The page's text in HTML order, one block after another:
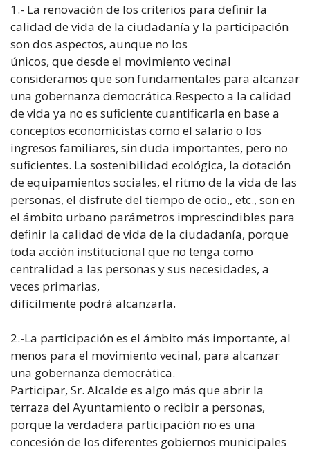
1.- La renovación de los criterios para definir la
calidad de vida de la ciudadanía y la participación
son dos aspectos, aunque no los
únicos, que desde el movimiento vecinal
consideramos que son fundamentales para alcanzar
una gobernanza democrática.Respecto a la calidad
de vida ya no es suficiente cuantificarla en base a
conceptos economicistas como el salario o los
ingresos familiares, sin duda importantes, pero no
suficientes. La sostenibilidad ecológica, la dotación
de equipamientos sociales, el ritmo de la vida de las
personas, el disfrute del tiempo de ocio,, etc., son en
el ámbito urbano parámetros imprescindibles para
definir la calidad de vida de la ciudadanía, porque
toda acción institucional que no tenga como
centralidad a las personas y sus necesidades, a
veces primarias,
difícilmente podrá alcanzarla.
2.-La participación es el ámbito más importante, al
menos para el movimiento vecinal, para alcanzar
una gobernanza democrática.
Participar, Sr. Alcalde es algo más que abrir la
terraza del Ayuntamiento o recibir a personas,
porque la verdadera participación no es una
concesión de los diferentes gobiernos municipales